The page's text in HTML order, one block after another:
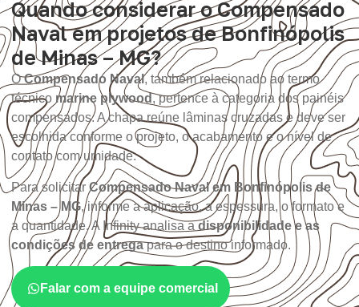
Quando considerar o Compensado
Naval em projetos de Bonfinópolis
de Minas – MG?
OCompensado Naval, também relacionado ao termo
técnico marine plywood, pertence à categoria dos painéis
compensados. A chapa reúne lâminas cruzadas e deve ser
escolhida conforme o projeto, o acabamento e o nível de
contato com umidade.
Para solicitar Compensado Naval em Bonfinópolis de
Minas – MG, informe a aplicação, a espessura, o formato e
a quantidade. A Infinity analisa adisponibilidade e as
condições de entregapara o destino informado.
Falar com a equipe comercial